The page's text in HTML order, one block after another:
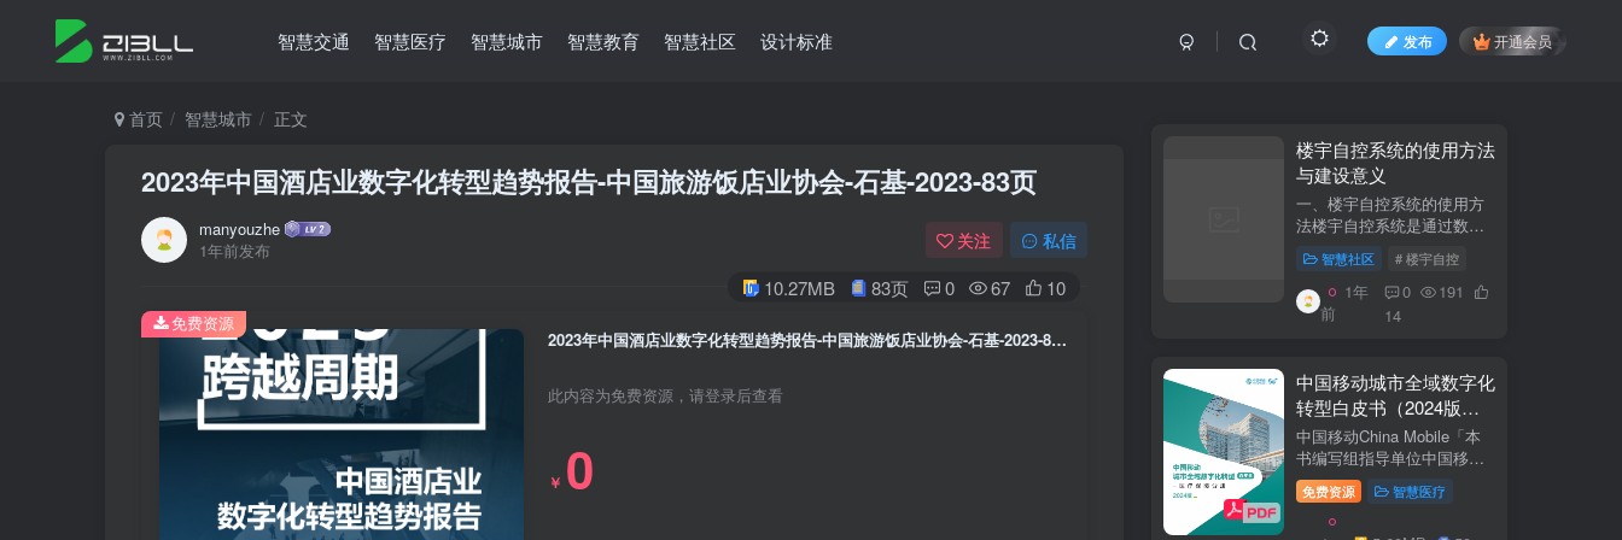
智慧交通 智慧医疗 智慧城市 智慧教育 智慧社区 设计标准 发布 开通会员
首页 智慧城市 正文
2023年中国酒店业数字化转型趋势报告-中国旅游饭店业协会-石基-2023-83页
manyouzhe
1年前发布
关注 私信
10.27MB 83页 0 67 10
2023年中国酒店业数字化转型趋势报告-中国旅游饭店业协会-石基-2023-83页
此内容为免费资源，请登录后查看
￥ 0
免费资源
​​楼宇自控系统的使用方法
与建设意义​
一、楼宇自控系统的使用方
法​​楼宇自控系统是通过数字
化、自动化技术对建筑内机
电设备（如暖通空调、照
明、电梯、给排水等）进行
集中监控、管理和优化运行
智慧社区 # 楼宇自控
1年
前
0
191
14
中国移动城市全域数字化
转型白皮书（2024版）-
医疗保障分册
中国移动China Mobile「本
书编写组指导单位中国移动
集团公司政企事业部编写单
位中移系统集成有限公司主
编李双佶、丁静、杨勇、赵
免费资源 智慧医疗